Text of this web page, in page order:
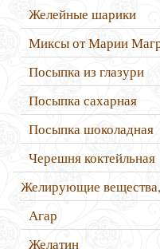
Желейные шарики
Миксы от Марии
Посыпка из глазури
Посыпка сахарная
Посыпка шоколадная
Черешня коктейльная
Желирующие вещества,
Агар
Желатин